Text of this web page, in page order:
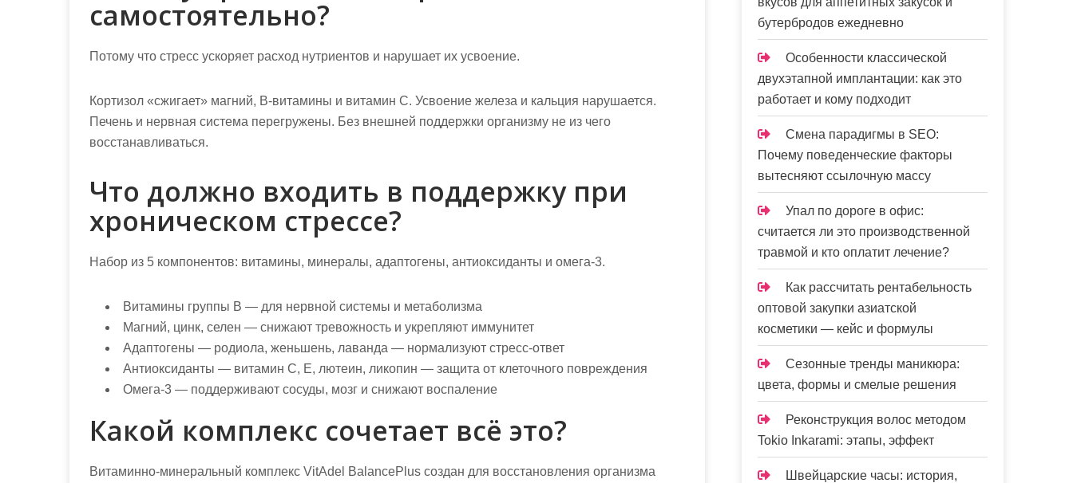
самостоятельно?
Потому что стресс ускоряет расход нутриентов и нарушает их усвоение.
Кортизол «сжигает» магний, B-витамины и витамин C. Усвоение железа и кальция нарушается.
Печень и нервная система перегружены. Без внешней поддержки организму не из чего
восстанавливаться.
Что должно входить в поддержку при
хроническом стрессе?
Набор из 5 компонентов: витамины, минералы, адаптогены, антиоксиданты и омега-3.
Витамины группы B — для нервной системы и метаболизма
Магний, цинк, селен — снижают тревожность и укрепляют иммунитет
Адаптогены — родиола, женьшень, лаванда — нормализуют стресс-ответ
Антиоксиданты — витамин C, E, лютеин, ликопин — защита от клеточного повреждения
Омега-3 — поддерживают сосуды, мозг и снижают воспаление
Какой комплекс сочетает всё это?
Витаминно-минеральный комплекс VitAdel BalancePlus создан для восстановления организма
бутербродов ежедневно
Особенности классической
двухэтапной имплантации: как это
работает и кому подходит
Смена парадигмы в SEO:
Почему поведенческие факторы
вытесняют ссылочную массу
Упал по дороге в офис:
считается ли это производственной
травмой и кто оплатит лечение?
Как рассчитать рентабельность
оптовой закупки азиатской
косметики — кейс и формулы
Сезонные тренды маникюра:
цвета, формы и смелые решения
Реконструкция волос методом
Tokio Inkarami: этапы, эффект
Швейцарские часы: история,